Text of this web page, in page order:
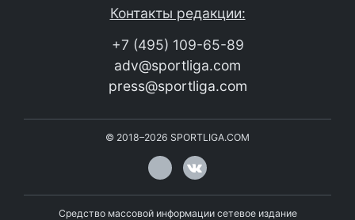
Контакты редакции:
+7 (495) 109-65-89
adv@sportliga.com
press@sportliga.com
© 2018–2026 SPORTLIGA.COM
Средство массовой информации сетевое издание